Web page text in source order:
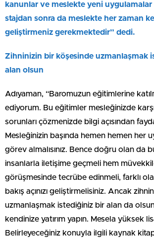
kanunlar ve meslekte yeni uygulamalar
stajdan sonra da meslekte her zaman
geliştirmeniz gerekmektedir” dedi.
Zihninizin bir köşesinde uzmanlaşmak
alan olsun
Adıyaman, “Baromuzun eğitimlerine
ediyorum. Bu eğitimler mesleğinizde
sorunları çözmenizde bilgi açısından
Mesleğinizin başında hemen hemen her
görev almalısınız. Bence doğru olan da
insanlarla iletişime geçmeli hem
görüşmesinde tecrübe edinmeli, farklı
bakış açınızı geliştirmelisiniz. Ancak
uzmanlaşmak istediğiniz bir alan da
kendinize yatırım yapın. Mesela yüksek
Belirleyeceğiniz konuyla ilgili kaynak